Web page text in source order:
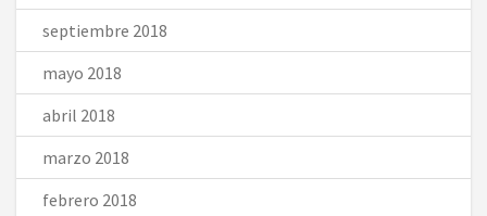
septiembre 2018
mayo 2018
abril 2018
marzo 2018
febrero 2018